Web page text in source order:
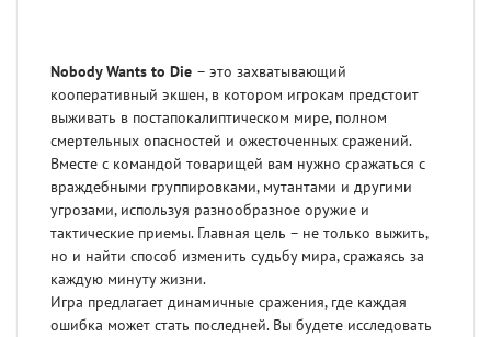
Nobody Wants to Die – это захватывающий
кооперативный экшен, в котором игрокам предстоит
выживать в постапокалиптическом мире, полном
смертельных опасностей и ожесточенных сражений.
Вместе с командой товарищей вам нужно сражаться с
враждебными группировками, мутантами и другими
угрозами, используя разнообразное оружие и
тактические приемы. Главная цель – не только выжить,
но и найти способ изменить судьбу мира, сражаясь за
каждую минуту жизни.
Игра предлагает динамичные сражения, где каждая
ошибка может стать последней. Вы будете исследовать